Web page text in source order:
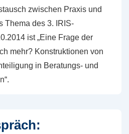
zwischen Praxis und
Thema des 3. IRIS-
ist „Eine Frage der
mehr? Konstruktionen von
in Beratungs- und